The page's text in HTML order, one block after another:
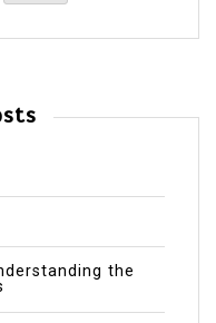
the